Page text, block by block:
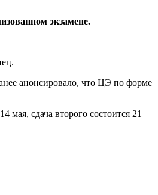
экзамене.
анонсировало, что ЦЭ по форме
сдача второго состоится 21